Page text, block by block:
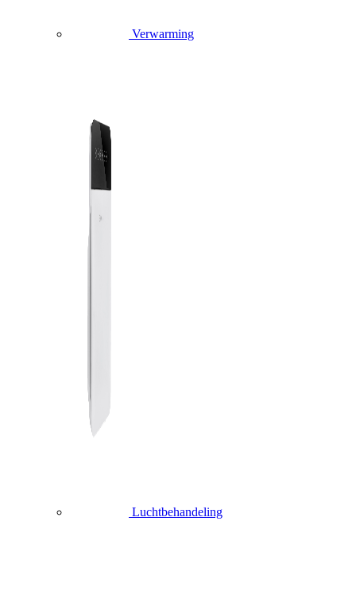
Verwarming
Luchtbehandeling